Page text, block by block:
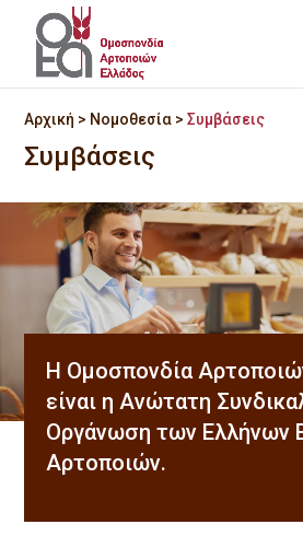
Αρχική > Νομοθεσία >Συμβάσεις
Συμβάσεις
Η Ομοσπονδία
είναι η Ανώτατη
Οργάνωση των Ελλήνων
Αρτοποιών.